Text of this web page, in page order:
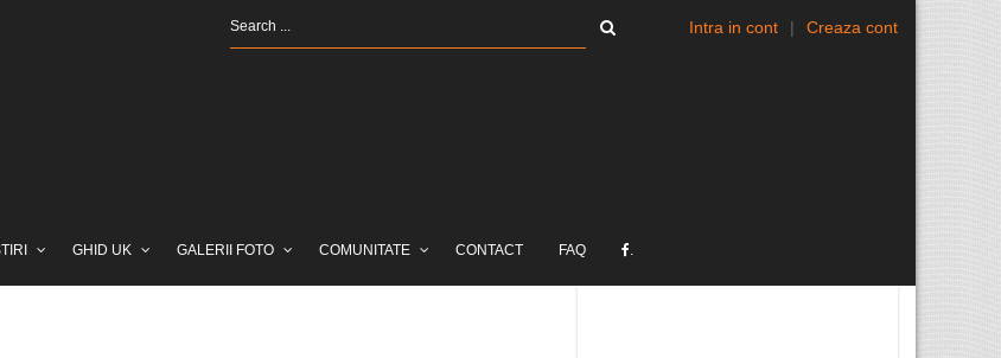
Intra in cont | Creaza cont
GHID UK GALERII FOTO COMUNITATE CONTACT FAQ .